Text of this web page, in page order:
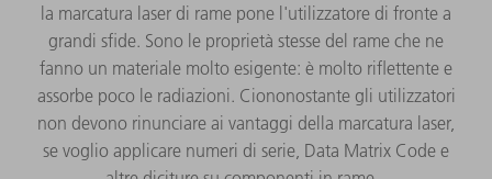
la marcatura laser di rame pone l'utilizzatore di fronte a
grandi sfide. Sono le proprietà stesse del rame che ne
fanno un materiale molto esigente: è molto riflettente e
assorbe poco le radiazioni. Ciononostante gli utilizzatori
non devono rinunciare ai vantaggi della marcatura laser,
se voglio applicare numeri di serie, Data Matrix Code e